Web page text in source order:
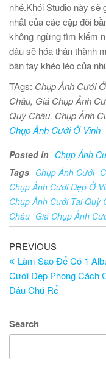
nhé.Khói Studio này sẽ
nhất của các cặp đôi
không ngừng tìm kiếm
dâu sẽ hóa thân thành
bàn tay khéo léo của
TAgs: Chụp Ảnh Cưới
Châu, Giá Chụp Ảnh
Quỳ Châu, Chụp Ảnh
Chụp Ảnh Cưới Ở Vinh
Posted in Chụp Ảnh
Tags Chụp Ảnh Cưới
Chụp Ảnh Cưới Đẹp Ở
Chụp Ảnh Cưới Tại Quỳ
Châu Giá Chụp Ảnh
Post
navigation
Previous
Post
PREVIOUS
Làm Sao Để Có 1
Cưới Đẹp Phong Cách
Dâu Chú Rể
Search